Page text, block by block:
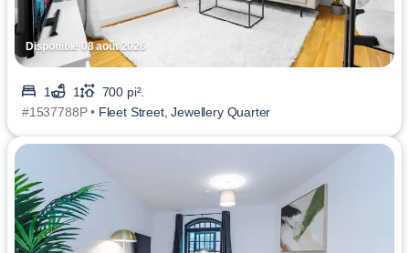
Disponible 08 août 2026
1 1
700 pi².
#1537788P • Fleet Street, Jewellery Quarter